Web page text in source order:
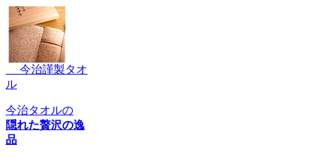
今治謹製タオ
ル
今治タオルの
隠れた贅沢の逸
品